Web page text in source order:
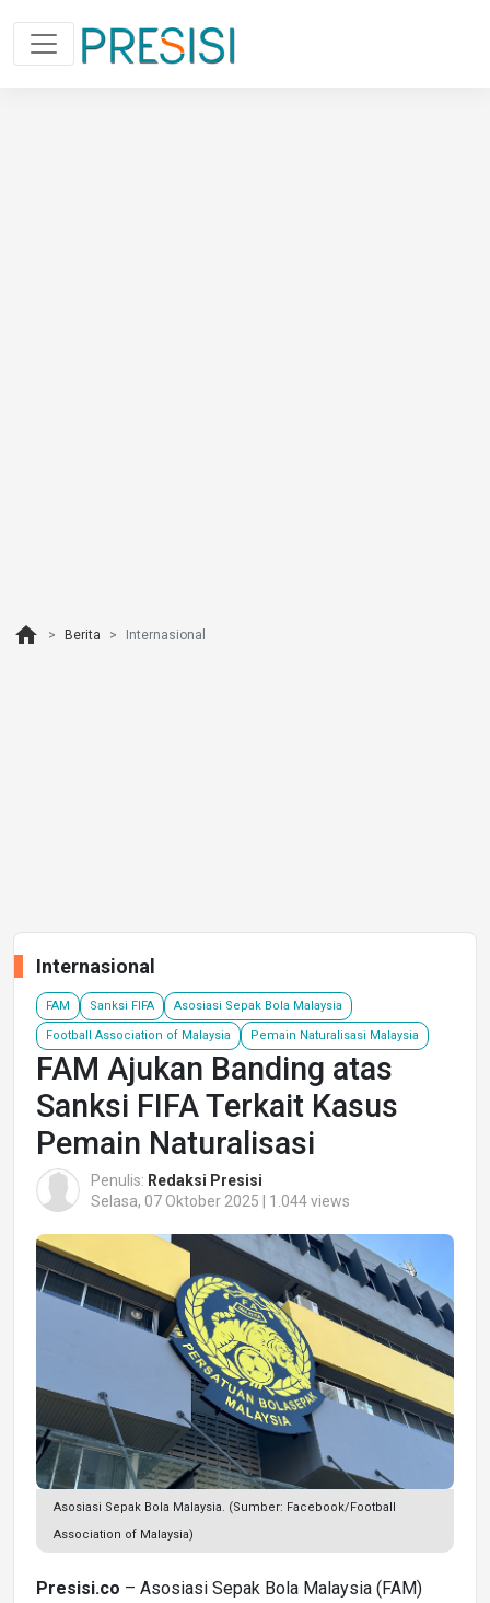
home Berita Internasional
Internasional
FAM Sanksi FIFA Asosiasi Sepak Bola Malaysia
Football Association of Malaysia Pemain Naturalisasi Malaysia
FAM Ajukan Banding atas
Sanksi FIFA Terkait Kasus
Pemain Naturalisasi
Penulis: Redaksi Presisi
Selasa, 07 Oktober 2025 | 1.044 views
Asosiasi Sepak Bola Malaysia. (Sumber: Facebook/Football
Association of Malaysia)
Presisi.co – Asosiasi Sepak Bola Malaysia (FAM)